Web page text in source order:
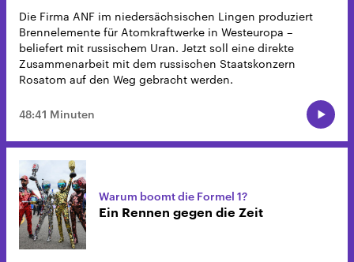
Die Firma ANF im niedersächsischen Lingen produziert
Brennelemente für Atomkraftwerke in Westeuropa –
beliefert mit russischem Uran. Jetzt soll eine direkte
Zusammenarbeit mit dem russischen Staatskonzern
Rosatom auf den Weg gebracht werden.
48:41 Minuten
Warum boomt die Formel 1?
Ein Rennen gegen die Zeit